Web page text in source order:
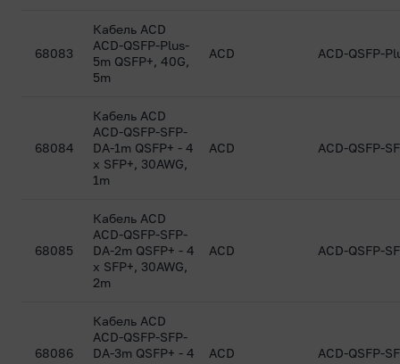
68083
Кабель ACD
ACD-QSFP-Plus-
5m QSFP+, 40G,
5m
ACD ACD-QSFP-
68084
Кабель ACD
ACD-QSFP-SFP-
DA-1m QSFP+ - 4
x SFP+, 30AWG,
1m
ACD ACD-QSFP-
68085
Кабель ACD
ACD-QSFP-SFP-
DA-2m QSFP+ - 4
x SFP+, 30AWG,
2m
ACD ACD-QSFP-
68086
Кабель ACD
ACD-QSFP-SFP-
DA-3m QSFP+ - 4
ACD ACD-QSFP-